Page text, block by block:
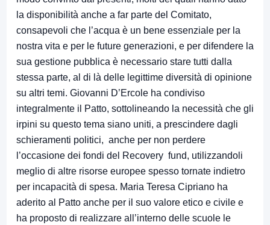
la disponibilità anche a far parte del Comitato,
consapevoli che l’acqua è un bene essenziale per la
nostra vita e per le future generazioni, e per difendere la
sua gestione pubblica è necessario stare tutti dalla
stessa parte, al di là delle legittime diversità di opinione
su altri temi. Giovanni D’Ercole ha condiviso
integralmente il Patto, sottolineando la necessità che gli
irpini su questo tema siano uniti, a prescindere dagli
schieramenti politici, anche per non perdere
l’occasione dei fondi del Recovery fund, utilizzandoli
meglio di altre risorse europee spesso tornate indietro
per incapacità di spesa. Maria Teresa Cipriano ha
aderito al Patto anche per il suo valore etico e civile e
ha proposto di realizzare all’interno delle scuole le